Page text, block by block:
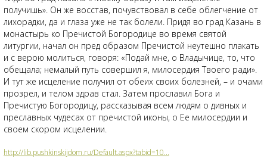
получишь». Он же восстав, почувствовал в себе облегчение от
лихорадки, да и глаза уже не так болели. Придя во град Казань в
монастырь ко Пречистой Богородице во время святой
литургии, начал он пред образом Пречистой неутешно плакать
и с верою молиться, говоря: «Подай мне, о Владычице, то, что
обещала; немалый путь совершил я, милосердия Твоего ради».
И тут же исцеление получил от обеих своих болезней, – и очами
прозрел, и телом здрав стал. Затем прославил Бога и
Пречистую Богородицу, рассказывая всем людям о дивных и
преславных чудесах от пречистой иконы, о Ее милосердии и
своем скором исцелении.
http://lib.pushkinskijdom.ru/Default.aspx?tabid=10...